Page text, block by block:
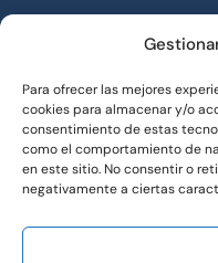
Para ofrecer las mejores
cookies para almacenar y/o
consentimiento de estas
como el comportamiento de
en este sitio. No consentir o
negativamente a ciertas
10 piso 1°. 03660
Novelda
689 726 831